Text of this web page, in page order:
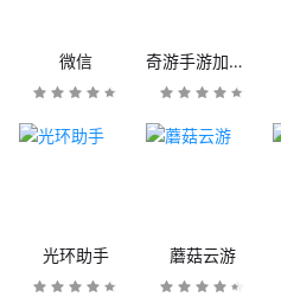
微信 奇游手游加速器
光环助手 蘑菇云游